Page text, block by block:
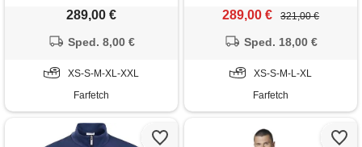
289,00 €
Sped. 8,00 €
XS-S-M-XL-XXL
Farfetch
289,00 € 321,00 €
Sped. 18,00 €
XS-S-M-L-XL
Farfetch